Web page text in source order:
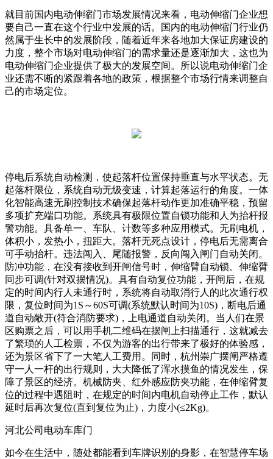
就目前国内电动伸缩门市场发展情况来看，电动伸缩门企业想
要自己一直在这个行业中发展的话。国内的电动伸缩门行业仍
然属于生长中的发展阶段，随着近年来各地加大保证房建设的
力度，整个市场对电动伸缩门的需求量还是逐渐加大，这也为
电动伸缩门企业提供了极大的发展空间。所以说电动伸缩门企
业还需不断的紧跟着各地的政策，根据整个市场行情来调整自
己的市场定位。
停电后系统自动检测，使起落杆位置保持垂直与水平状态。无
起落杆限位，系统自动无级变速，计算起落运行的角度。一体
化智能高速无刷控制技术确保起落杆动作更加准确平稳，预留
多项扩充端口功能。系统具有极限位置自锁功能和人为抬杆报
警功能。具备单一、车队、计数等多种应用模式。无刷电机，
体积小，发热小，扭距大。落杆无死点设计，停电后无需离合
可手动抬杆。违法闯入、尾随报警，反向闯入闸门自动关闭。
防冲功能，在没有接收到开闸信号时，伸缩臂自动锁。伸缩臂
同步可调(针对双摆情况)。具有自动复位功能，开闸后，在规
定的时间内行人未通行时，系统将自动取消行人的此次通行权
限，复位时间为1S～60S可调(系统默认时间为10S)，断电后通
道自动敞开(符合消防要求)，上电通道自动关闭。当人们在景
区购票之后，可以用手机二维码在摆闸上扫描通行，这就减去
了繁琐的人工检票，不仅为游客的出行带来了极好的体验感，
还为景区省下了一大笔人工费用。同时，杭州崇广摆闸严格遵
守一人一杆的出行规则，大大降低了浑水摸鱼的情况发生，保
障了景区的经济。机械防夹、红外感应防夹功能，在伸缩臂复
位的过程中遇阻时，在规定的时间内电机自动停止工作，默认
延时后再次复位(直到复位为止)，力度小(≤2Kg)。
河北公司电动车库门
如今在生活中，随处都能看到车牌识别的身影，在智慧停车场